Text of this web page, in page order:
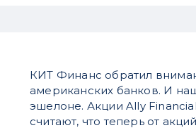
КИТ Финанс обратил
американских банков. И
эшелоне. Акции Ally
считают, что теперь от